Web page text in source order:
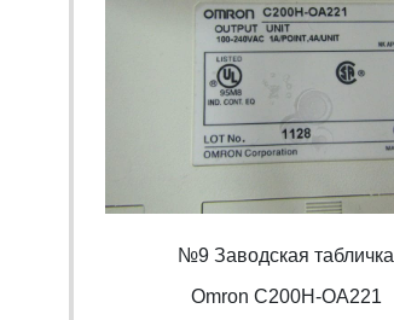
№9 Заводская табличка
Omron С200H-OA221